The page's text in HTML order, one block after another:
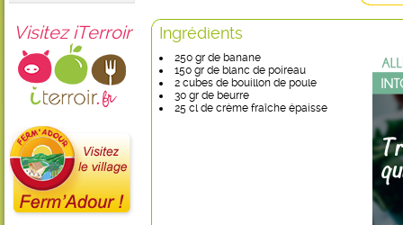
Visitez iTerroir Ingrédients
250 gr de banane
150 gr de blanc de poireau
2 cubes de bouillon de poule
30 gr de beurre
25 cl de crème fraîche épaisse